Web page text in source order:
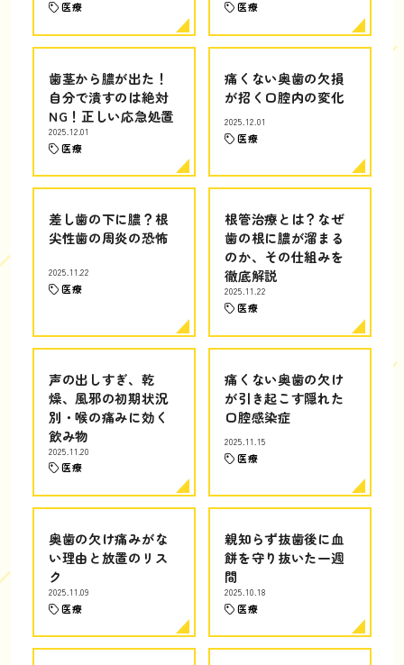
医療 医療
歯茎から膿が出た！
自分で潰すのは絶対
NG！正しい応急処置
2025.12.01
医療
痛くない奥歯の欠損
が招く口腔内の変化
2025.12.01
医療
差し歯の下に膿？根
尖性歯の周炎の恐怖
2025.11.22
医療
根管治療とは？なぜ
歯の根に膿が溜まる
のか、その仕組みを
徹底解説
2025.11.22
医療
声の出しすぎ、乾
燥、風邪の初期状況
別・喉の痛みに効く
飲み物
2025.11.20
医療
痛くない奥歯の欠け
が引き起こす隠れた
口腔感染症
2025.11.15
医療
奥歯の欠け痛みがな
い理由と放置のリス
ク
2025.11.09
医療
親知らず抜歯後に血
餅を守り抜いた一週
間
2025.10.18
医療